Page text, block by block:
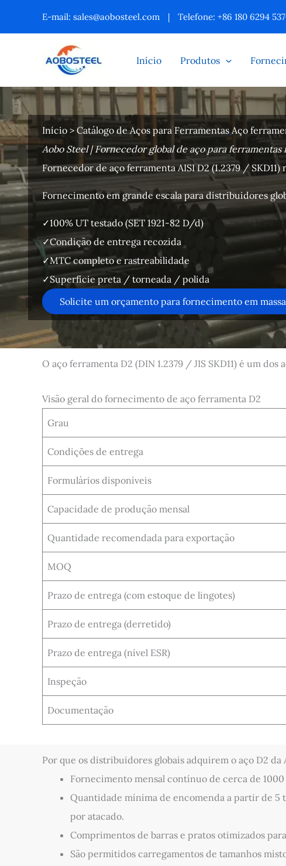
E-mail: sales@aobosteel.com | Telefone: +86 180 6294
Início Produtos
Início > Catálogo de Aços para Ferramentas Aço
Aobo Steel | Fornecedor global de aço para ferramentas
Fornecedor de aço ferramenta AISI D2 (1.2379 / SKD11)
Fornecimento em grande escala para distribuidores
✓100% UT testado (SET 1921-82 D/d)
✓Condição de entrega recozida
✓MTC completo e rastreabilidade
✓Superfície preta / torneada / polida
Solicite um orçamento para fornecimento em
O aço ferramenta D2 (DIN 1.2379 / JIS SKD11) é um
Visão geral do fornecimento de aço ferramenta D2
Grau
Condições de entrega
Formulários disponíveis
Capacidade de produção mensal
Quantidade recomendada para exportação
MOQ
Prazo de entrega (com estoque de lingotes)
Prazo de entrega (derretido)
Prazo de entrega (nível ESR)
Inspeção
Documentação
Por que os distribuidores globais adquirem o aço D2 da
Fornecimento mensal contínuo de cerca de 1000
Quantidade mínima de encomenda a partir de 5
por atacado.
Comprimentos de barras e pratos otimizados
São permitidos carregamentos de tamanhos